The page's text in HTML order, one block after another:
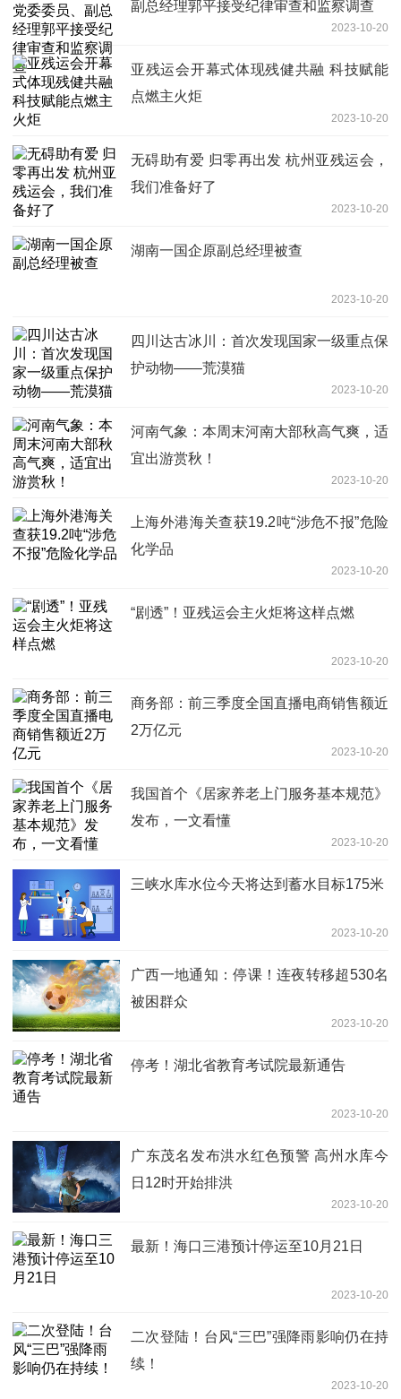
副总经理郭平接受纪律审查和监察调查
2023-10-20
亚残运会开幕式体现残健共融 科技赋能
点燃主火炬
2023-10-20
无碍助有爱 归零再出发 杭州亚残运会，
我们准备好了
2023-10-20
湖南一国企原副总经理被查
2023-10-20
四川达古冰川：首次发现国家一级重点保
护动物——荒漠猫
2023-10-20
河南气象：本周末河南大部秋高气爽，适
宜出游赏秋！
2023-10-20
上海外港海关查获19.2吨“涉危不报”危险
化学品
2023-10-20
“剧透”！亚残运会主火炬将这样点燃
2023-10-20
商务部：前三季度全国直播电商销售额近
2万亿元
2023-10-20
我国首个《居家养老上门服务基本规范》
发布，一文看懂
2023-10-20
三峡水库水位今天将达到蓄水目标175米
2023-10-20
广西一地通知：停课！连夜转移超530名
被困群众
2023-10-20
停考！湖北省教育考试院最新通告
2023-10-20
广东茂名发布洪水红色预警 高州水库今
日12时开始排洪
2023-10-20
最新！海口三港预计停运至10月21日
2023-10-20
二次登陆！台风“三巴”强降雨影响仍在持
续！
2023-10-20